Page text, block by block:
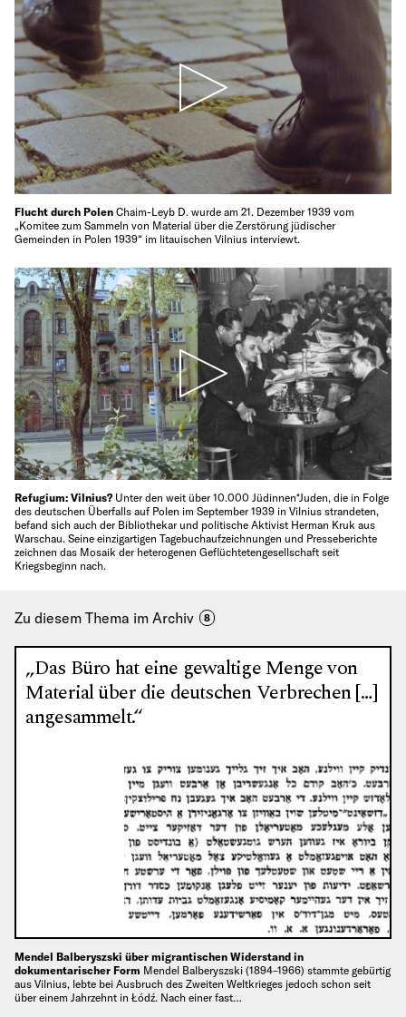
Flucht durch Polen Chaim-Leyb D. wurde am 21. Dezember 1939 vom
„Komitee zum Sammeln von Material über die Zerstörung jüdischer
Gemeinden in Polen 1939“ im litauischen Vilnius interviewt.
Refugium: Vilnius? Unter den weit über 10.000 Jüdinnen*Juden, die in Folge
des deutschen Überfalls auf Polen im September 1939 in Vilnius strandeten,
befand sich auch der Bibliothekar und politische Aktivist Herman Kruk aus
Warschau. Seine einzigartigen Tagebuchaufzeichnungen und Presseberichte
zeichnen das Mosaik der heterogenen Geflüchtetengesellschaft seit
Kriegsbeginn nach.
Zu diesem Thema im Archiv 8
„Das Büro hat eine gewaltige Menge von
Material über die deutschen Verbrechen […]
angesammelt.“
Mendel Balberyszski über migrantischen Widerstand in
dokumentarischer Form Mendel Balberyszski (1894–1966) stammte gebürtig
aus Vilnius, lebte bei Ausbruch des Zweiten Weltkrieges jedoch schon seit
über einem Jahrzehnt in Łódź. Nach einer fast…